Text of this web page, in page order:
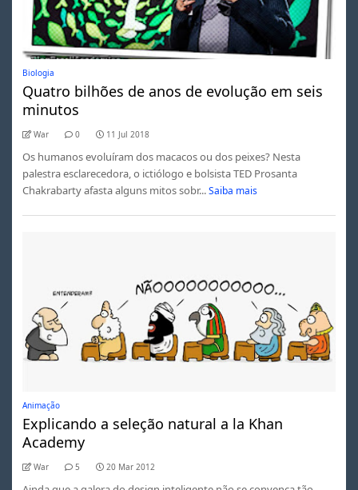
Biologia
Quatro bilhões de anos de evolução em seis
minutos
War 0 11 Jul 2018
Os humanos evoluíram dos macacos ou dos peixes? Nesta
palestra esclarecedora, o ictiólogo e bolsista TED Prosanta
Chakrabarty afasta alguns mitos sobr... Saiba mais
Animação
Explicando a seleção natural a la Khan
Academy
War 5 20 Mar 2012